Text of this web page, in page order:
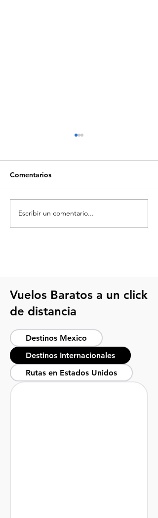
Descubre la frontera en
los mejores lugares para
Comentarios
Escribir un comentario...
Vuelos Baratos a un click
de distancia
Destinos Mexico
Destinos Internacionales
Rutas en Estados Unidos